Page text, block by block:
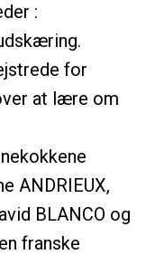
:
for
at lære om
ANDRIEUX,
BLANCO og
franske